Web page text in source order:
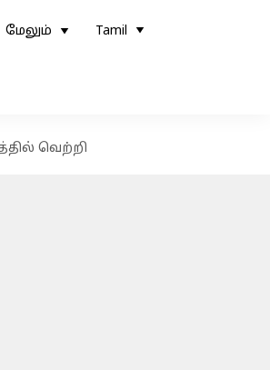
மேலும் Tamil
வெற்றி